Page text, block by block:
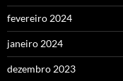
fevereiro 2024
janeiro 2024
dezembro 2023